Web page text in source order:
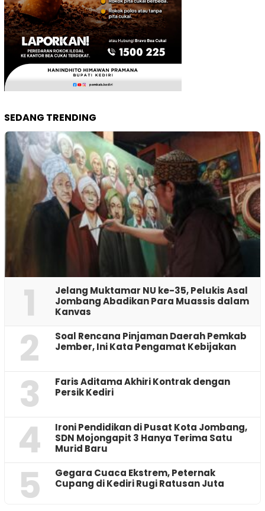
SEDANG TRENDING
1
Jelang Muktamar NU ke-35, Pelukis Asal
Jombang Abadikan Para Muassis dalam
Kanvas
2
‎Soal Rencana Pinjaman Daerah Pemkab
Jember, Ini Kata Pengamat Kebijakan ‎
3
Faris Aditama Akhiri Kontrak dengan
Persik Kediri
4
Ironi Pendidikan di Pusat Kota Jombang,
SDN Mojongapit 3 Hanya Terima Satu
Murid Baru
5
‎Gegara Cuaca Ekstrem, Peternak
Cupang di Kediri Rugi Ratusan Juta